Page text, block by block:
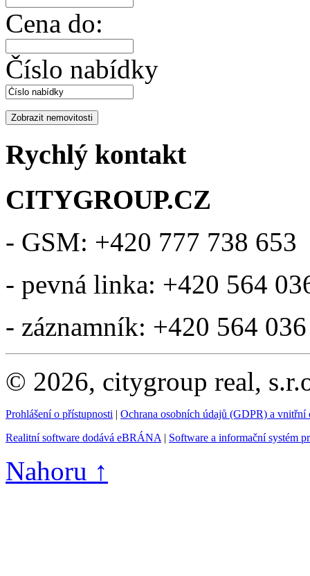
Cena do:
Číslo nabídky
Rychlý kontakt
CITYGROUP.CZ
- GSM: +420 777 738 653
- pevná linka: +420 564
- záznamník: +420 564
© 2026, citygroup real,
Prohlášení o přístupnosti | Ochrana osobních údajů (GDPR) a vnitřní
Realitní software dodává eBRÁNA | Software a informační systém
Nahoru ↑